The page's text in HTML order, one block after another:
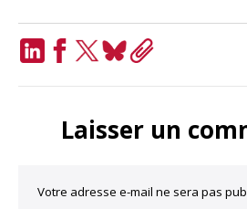
Laisser un
Votre adresse e-mail ne sera pas